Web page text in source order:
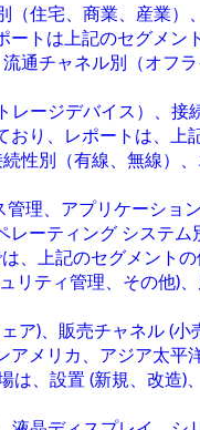
住宅、商業、産業）
トは上記のセグメン
通チャネル別（オフ
ージデバイス）、接
り、レポートは、上
性別（有線、無線）
理、アプリケーショ
レーティング システ
、上記のセグメント
ティ管理、その他)
ア)、販売チャネル (
メリカ、アジア太平
は、設置 (新規、改造)